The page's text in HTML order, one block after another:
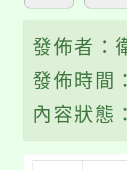
發佈者：
發佈時間
內容狀態